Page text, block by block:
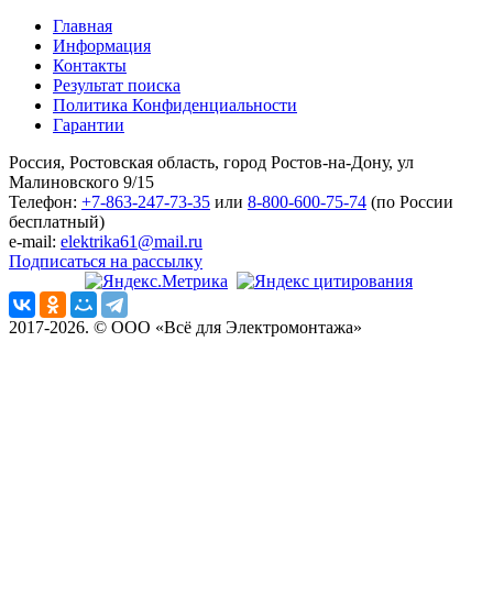
Главная
Информация
Контакты
Результат поиска
Политика Конфиденциальности
Гарантии
Россия, Ростовская область, город Ростов-на-Дону, ул
Малиновского 9/15
Телефон: +7-863-247-73-35 или 8-800-600-75-74 (по России
бесплатный)
e-mail: elektrika61@mail.ru
Подписаться на рассылку
2017-2026. © ООО «Всё для Электромонтажа»